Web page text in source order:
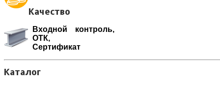
Качество
Входной контроль,
ОТК,
Сертификат
Каталог